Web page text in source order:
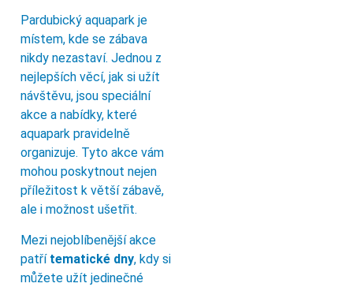
Pardubický aquapark je
místem, kde se zábava
nikdy nezastaví. Jednou z
nejlepších věcí, jak si užít
návštěvu, jsou speciální
akce a nabídky, které
aquapark pravidelně
organizuje. Tyto akce vám
mohou poskytnout nejen
příležitost k větší zábavě,
ale i možnost ušetřit.
Mezi nejoblíbenější akce
patří tematické dny, kdy si
můžete užít jedinečné